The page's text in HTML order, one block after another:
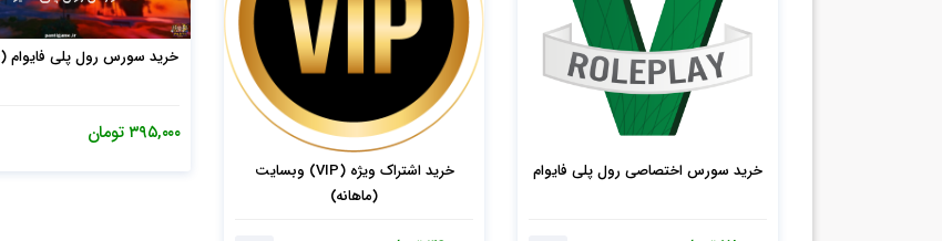
خرید سورس اختصاصی رول پلی فایوام
خرید اشتراک ویژه (VIP) وبسایت
(ماهانه)
خرید سورس رول پلی فایوام (QBCore)
۳۹۵,۰۰۰ تومان